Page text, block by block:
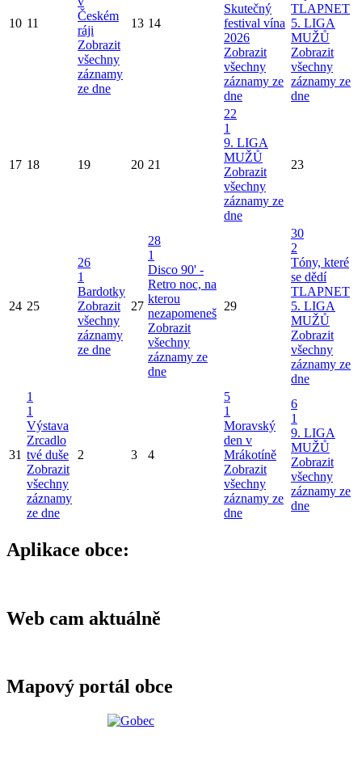
10 11
Českém
ráji
Zobrazit
všechny
záznamy
ze dne
13 14
Skutečný
festival vína
2026
Zobrazit
všechny
záznamy ze
dne
TLAPNET
5. LIGA
MUŽŮ
Zobrazit
všechny
záznamy ze
dne
17 18 19 20 21
22
1
9. LIGA
MUŽŮ
Zobrazit
všechny
záznamy ze
dne
23
24 25
26
1
Bardotky
Zobrazit
všechny
záznamy
ze dne
27
28
1
Disco 90' -
Retro noc, na
kterou
nezapomeneš
Zobrazit
všechny
záznamy ze
dne
29
30
2
Tóny, které
se dědí
TLAPNET
5. LIGA
MUŽŮ
Zobrazit
všechny
záznamy ze
dne
31
1
1
Výstava
Zrcadlo
tvé duše
Zobrazit
všechny
záznamy
ze dne
2 3 4
5
1
Moravský
den v
Mrákotíně
Zobrazit
všechny
záznamy ze
dne
6
1
9. LIGA
MUŽŮ
Zobrazit
všechny
záznamy ze
dne
Aplikace obce:
Web cam aktuálně
Mapový portál obce